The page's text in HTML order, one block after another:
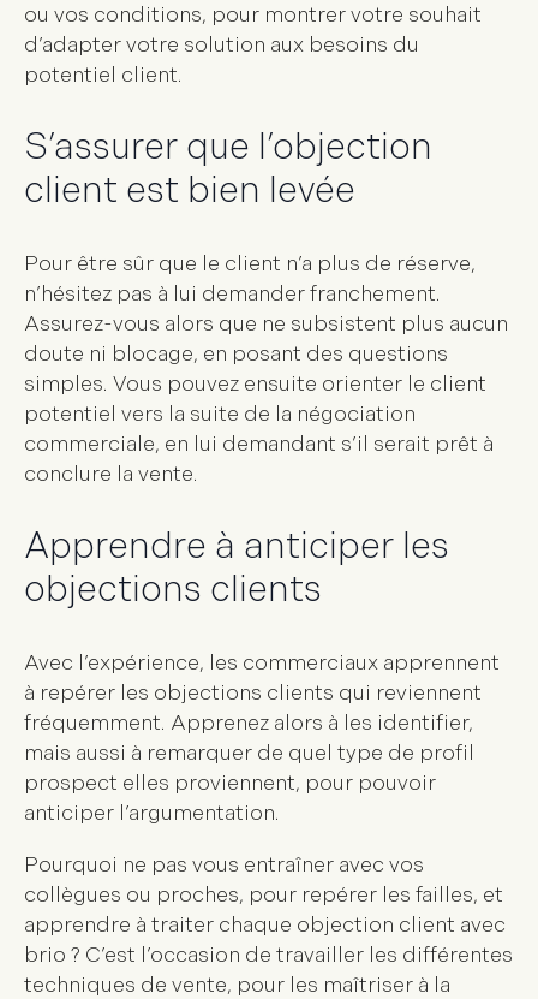
ou vos conditions, pour montrer votre souhait
d’adapter votre solution aux besoins du
potentiel client.
S’assurer que l’objection
client est bien levée
Pour être sûr que le client n’a plus de réserve,
n’hésitez pas à lui demander franchement.
Assurez-vous alors que ne subsistent plus aucun
doute ni blocage, en posant des questions
simples. Vous pouvez ensuite orienter le client
potentiel vers la suite de la négociation
commerciale, en lui demandant s’il serait prêt à
conclure la vente.
Apprendre à anticiper les
objections clients
Avec l’expérience, les commerciaux apprennent
à repérer les objections clients qui reviennent
fréquemment. Apprenez alors à les identifier,
mais aussi à remarquer de quel type de profil
prospect elles proviennent, pour pouvoir
anticiper l’argumentation.
Pourquoi ne pas vous entraîner avec vos
collègues ou proches, pour repérer les failles, et
apprendre à traiter chaque objection client avec
brio ? C’est l’occasion de travailler les différentes
techniques de vente, pour les maîtriser à la